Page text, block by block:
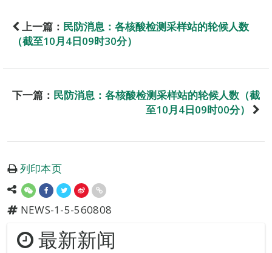
上一篇： 民防消息：各核酸检测采样站的轮候人数
（截至10月4日09时30分）
下一篇： 民防消息：各核酸检测采样站的轮候人数（截
至10月4日09时00分）
列印本页
NEWS-1-5-560808
最新新闻